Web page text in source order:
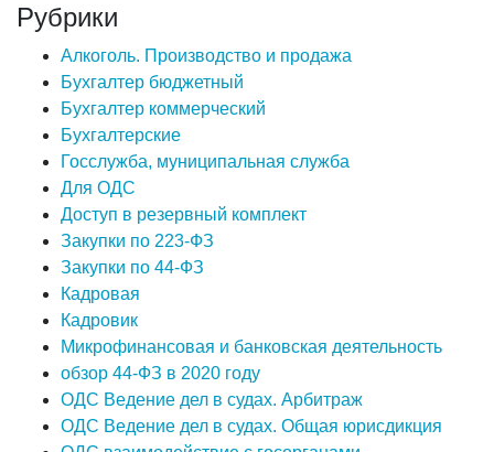
Рубрики
Алкоголь. Производство и продажа
Бухгалтер бюджетный
Бухгалтер коммерческий
Бухгалтерские
Госслужба, муниципальная служба
Для ОДС
Доступ в резервный комплект
Закупки по 223-ФЗ
Закупки по 44-ФЗ
Кадровая
Кадровик
Микрофинансовая и банковская деятельность
обзор 44-ФЗ в 2020 году
ОДС Ведение дел в судах. Арбитраж
ОДС Ведение дел в судах. Общая юрисдикция